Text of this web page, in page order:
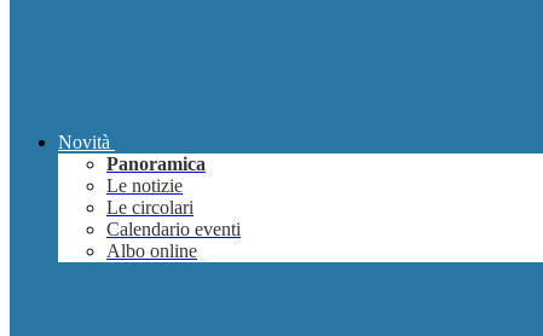
Novità
Panoramica
Le notizie
Le circolari
Calendario eventi
Albo online